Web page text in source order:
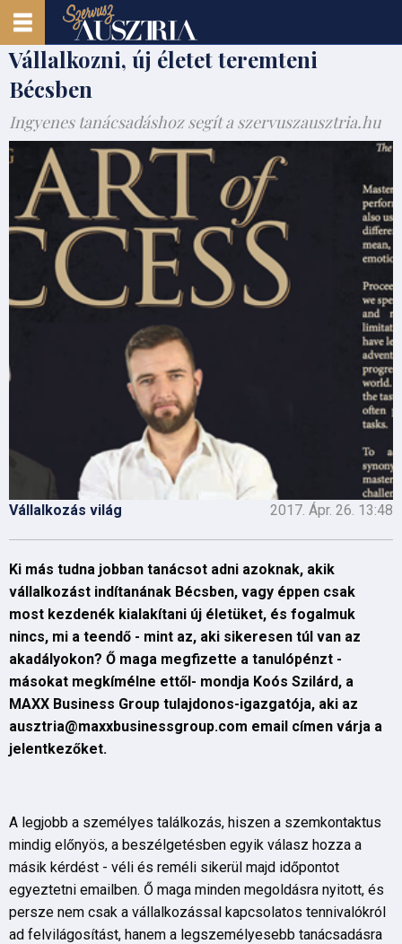
Vállalkozni, új életet teremteni
Bécsben
Ingyenes tanácsadáshoz segít a szervuszausztria.hu
Vállalkozás világ 2017. Ápr. 26. 13:48
Ki más tudna jobban tanácsot adni azoknak, akik
vállalkozást indítanának Bécsben, vagy éppen csak
most kezdenék kialakítani új életüket, és fogalmuk
nincs, mi a teendő - mint az, aki sikeresen túl van az
akadályokon? Ő maga megfizette a tanulópénzt -
másokat megkímélne ettől- mondja Koós Szilárd, a
MAXX Business Group tulajdonos-igazgatója, aki az
ausztria@maxxbusinessgroup.com email címen várja a
jelentkezőket.
A legjobb a személyes találkozás, hiszen a szemkontaktus
mindig előnyös, a beszélgetésben egyik válasz hozza a
másik kérdést - véli és reméli sikerül majd időpontot
egyeztetni emailben. Ő maga minden megoldásra nyitott, és
persze nem csak a vállalkozással kapcsolatos tennivalókról
ad felvilágosítást, hanem a legszemélyesebb tanácsadásra